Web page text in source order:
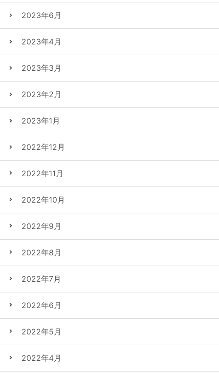
2023年6月
2023年4月
2023年3月
2023年2月
2023年1月
2022年12月
2022年11月
2022年10月
2022年9月
2022年8月
2022年7月
2022年6月
2022年5月
2022年4月